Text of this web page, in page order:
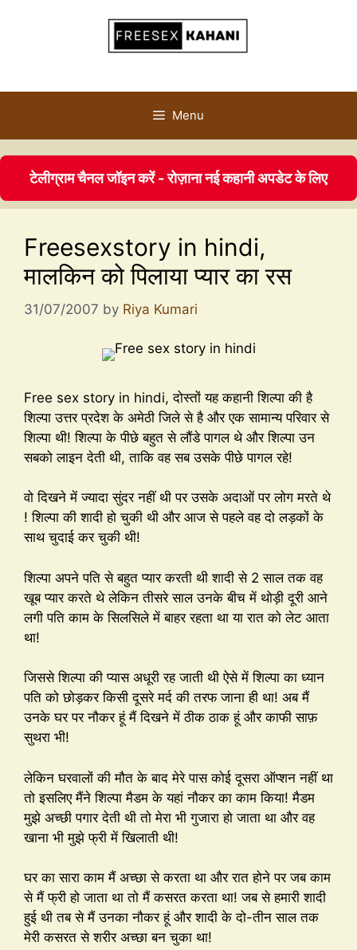
Menu
टेलीग्राम चैनल जॉइन करें - रोज़ाना नई कहानी अपडेट के लिए
Freesexstory in hindi,
मालकिन को पिलाया प्यार का रस
31/07/2007 by Riya Kumari
Free sex story in hindi, दोस्तों यह कहानी शिल्पा की है
शिल्पा उत्तर प्रदेश के अमेठी जिले से है और एक सामान्य परिवार से
शिल्पा थी! शिल्पा के पीछे बहुत से लौंडे पागल थे और शिल्पा उन
सबको लाइन देती थी, ताकि वह सब उसके पीछे पागल रहे!
वो दिखने में ज्यादा सुंदर नहीं थी पर उसके अदाओं पर लोग मरते थे
! शिल्पा की शादी हो चुकी थी और आज से पहले वह दो लड़कों के
साथ चुदाई कर चुकी थी!
शिल्पा अपने पति से बहुत प्यार करती थी शादी से 2 साल तक वह
खूब प्यार करते थे लेकिन तीसरे साल उनके बीच में थोड़ी दूरी आने
लगी पति काम के सिलसिले में बाहर रहता था या रात को लेट आता
था!
जिससे शिल्पा की प्यास अधूरी रह जाती थी ऐसे में शिल्पा का ध्यान
पति को छोड़कर किसी दूसरे मर्द की तरफ जाना ही था! अब मैं
उनके घर पर नौकर हूं मैं दिखने में ठीक ठाक हूं और काफी साफ़
सुथरा भी!
लेकिन घरवालों की मौत के बाद मेरे पास कोई दूसरा ऑप्शन नहीं था
तो इसलिए मैंने शिल्पा मैडम के यहां नौकर का काम किया! मैडम
मुझे अच्छी पगार देती थी तो मेरा भी गुजारा हो जाता था और वह
खाना भी मुझे फ्री में खिलाती थी!
घर का सारा काम मैं अच्छा से करता था और रात होने पर जब काम
से मैं फ्री हो जाता था तो मैं कसरत करता था! जब से हमारी शादी
हुई थी तब से मैं उनका नौकर हूं और शादी के दो-तीन साल तक
मेरी कसरत से शरीर अच्छा बन चुका था!